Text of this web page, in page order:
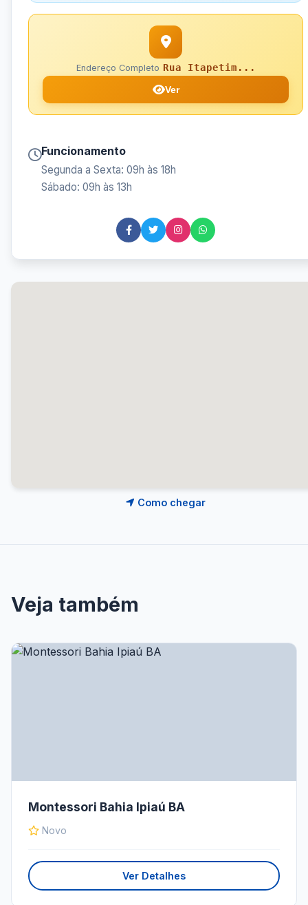
Endereço Completo Rua Itapetim...
Ver
Funcionamento
Segunda a Sexta: 09h às 18h
Sábado: 09h às 13h
Como chegar
Veja também
Montessori Bahia Ipiaú BA
Novo
Ver Detalhes